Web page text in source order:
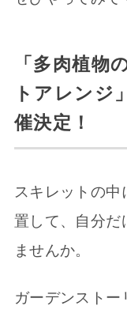
「多肉植物
トアレンジ
催決定！
スキレットの
置して、自分だ
ませんか。
ガーデンストー